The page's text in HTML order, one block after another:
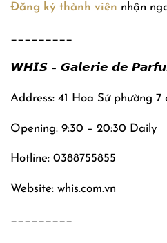
Đăng ký thành viên nhận
_________
𝙒𝙃𝙄𝙎 – 𝙂𝙖𝙡𝙚𝙧𝙞𝙚 𝙙𝙚
Address: 41 Hoa Sứ phường
Opening: 9:30 – 20:30 Daily
Hotline: 0388755855
Website: whis.com.vn
_________